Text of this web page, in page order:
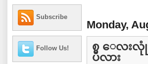
Subscribe
Follow Us!
Monday,
၈ ေလးလုုံ
ပီလား